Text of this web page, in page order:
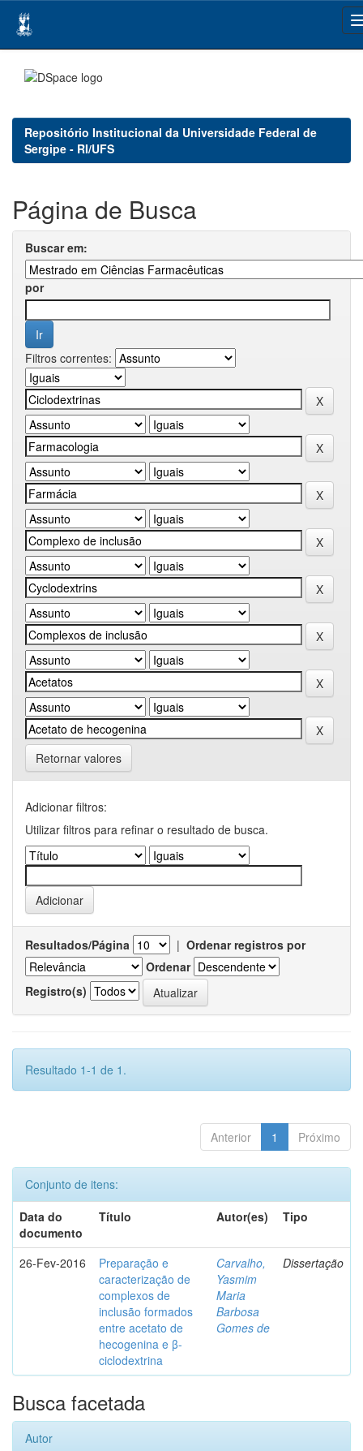
navigation
Repositório Institucional da Universidade Federal de
Sergipe - RI/UFS
Página de Busca
Buscar em:
por
Filtros correntes:
Retornar valores
Adicionar filtros:
Utilizar filtros para refinar o resultado de busca.
Resultados/Página | Ordenar registros por
Ordenar
Registro(s)
Resultado 1-1 de 1.
Anterior 1 Próximo
Conjunto de itens:
Data do
documento
Título Autor(es) Tipo
26-Fev-2016
Preparação e
caracterização de
complexos de
inclusão formados
entre acetato de
hecogenina e β-
ciclodextrina
Carvalho,
Yasmim
Maria
Barbosa
Gomes de
Dissertação
Busca facetada
Autor